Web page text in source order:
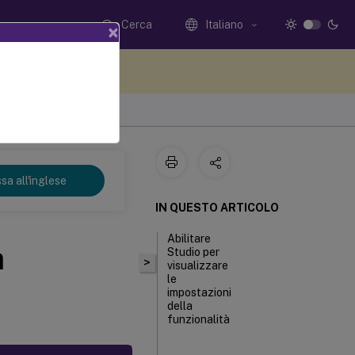
Cerca Italiano
all'inglese
>
IN QUESTO ARTICOLO
Abilitare
Studio per
visualizzare
le
impostazioni
della
funzionalità
×